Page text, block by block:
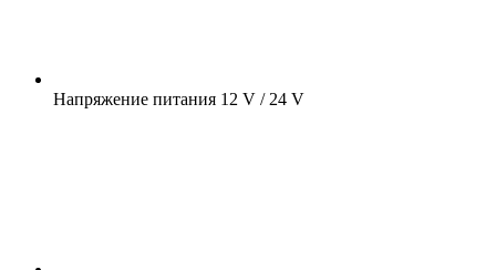
Напряжение питания 12 V / 24 V